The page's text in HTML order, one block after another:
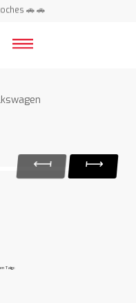
🚗 🚗